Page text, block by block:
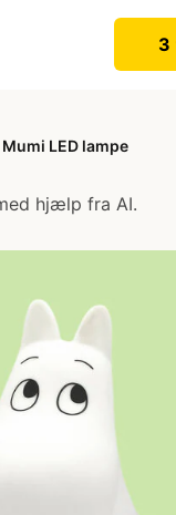
3
LED lampe
hjælp fra AI.